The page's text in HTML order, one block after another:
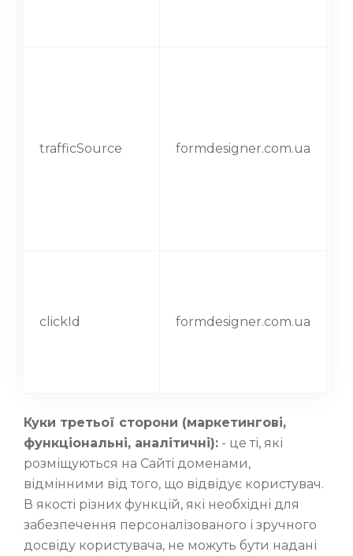
trafficSource formdesigner.com.ua
clickId formdesigner.com.ua
Куки третьої сторони (маркетингові,
функціональні, аналітичні): - це ті, які
розміщуються на Сайті доменами,
відмінними від того, що відвідує користувач.
В якості різних функцій, які необхідні для
забезпечення персоналізованого і зручного
досвіду користувача, не можуть бути надані